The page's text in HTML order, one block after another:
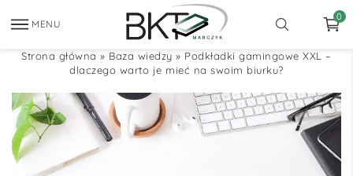
MENU
0
Strona główna » Baza wiedzy » Podkładki gamingowe XXL –
dlaczego warto je mieć na swoim biurku?